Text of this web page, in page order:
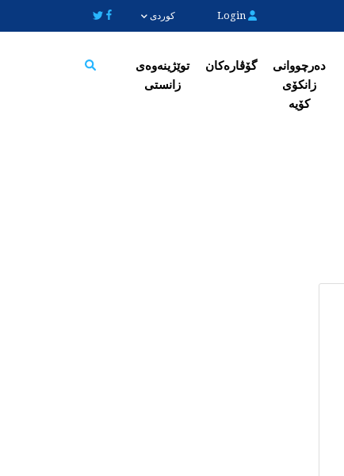
کوردی
دەرچووانی
زانکۆی
کۆیە
گۆڤارەکان
توێژینەوەی
زانستی